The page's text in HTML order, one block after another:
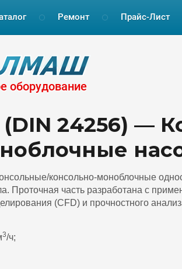
Ремонт Прайс-Лист
оборудование
(DIN 24256) —
консольно-моноблочные
Проточная часть разработана с
(CFD) и прочностного
3/ч;